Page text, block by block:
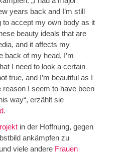
years back and I’m still
to accept my own body as it
beauty ideals that are
and it affects my
back of my head, I’m
I need to look a certain
true, and I’m beautiful as I
reason I seem to have been
way“, erzählt sie
.
in der Hoffnung, gegen
ankämpfen zu
viele andere Frauen